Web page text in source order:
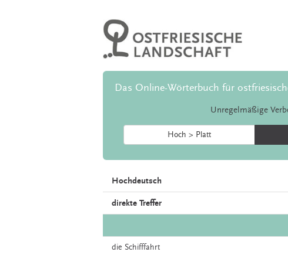
Das Online-Wörterbuch für
Unregelmäßige
Hoch > Platt
Hochdeutsch
direkte Treffer
die Schifffahrt